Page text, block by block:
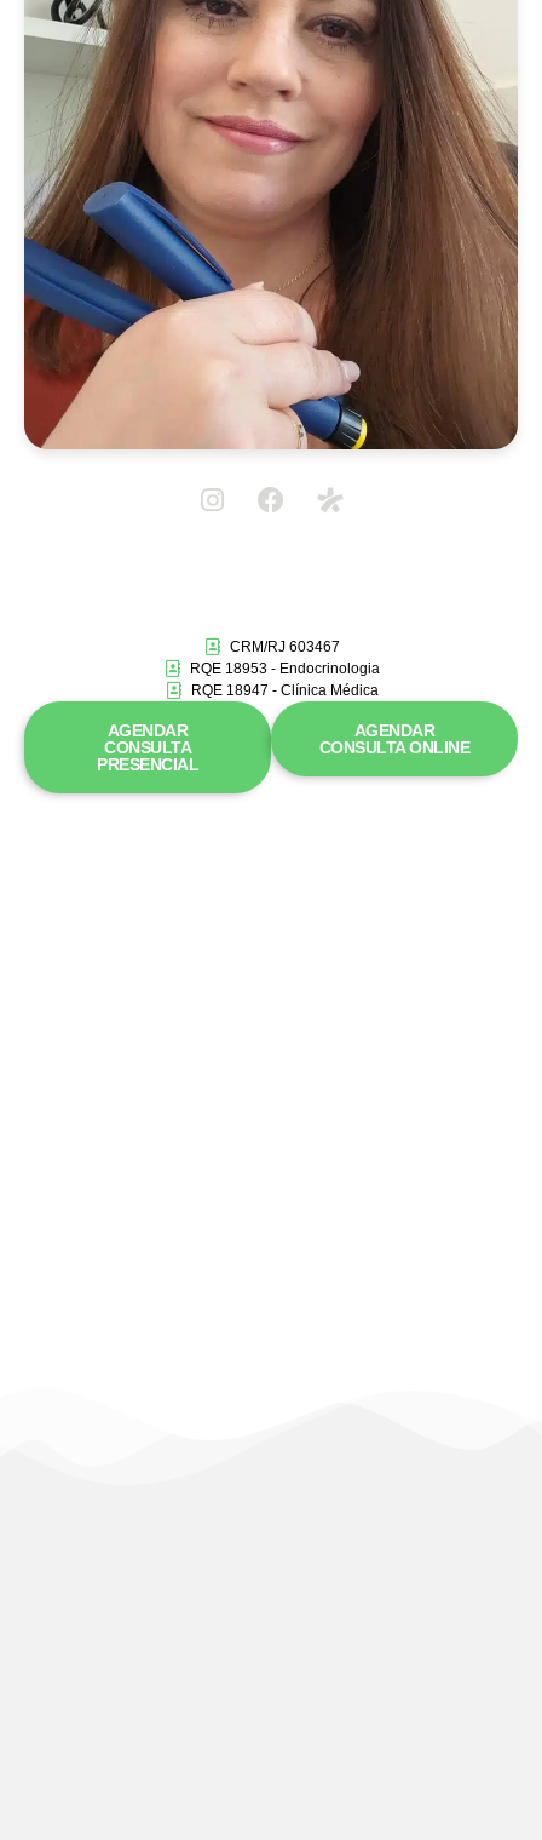
CRM/RJ 603467
RQE 18953 - Endocrinologia
RQE 18947 - Clínica Médica
AGENDAR
CONSULTA
PRESENCIAL
AGENDAR
CONSULTA ONLINE